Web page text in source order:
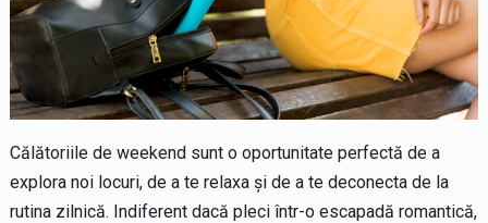
Călătoriile de weekend sunt o oportunitate perfectă de a
explora noi locuri, de a te relaxa și de a te deconecta de la
rutina zilnică. Indiferent dacă pleci într-o escapadă romantică,